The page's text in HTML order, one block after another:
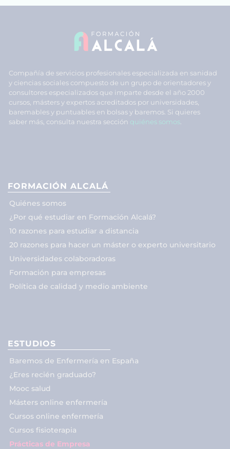
Compañía de servicios profesionales especializada en sanidad
y ciencias sociales compuesto de un grupo de orientadores y
consultores especializados que imparte desde el año 2000
cursos, másters y expertos acreditados por universidades,
baremables y puntuables en bolsas y baremos. Si quieres
saber más, consulta nuestra sección quiénes somos
FORMACIÓN ALCALÁ
Quiénes somos
¿Por qué estudiar en Formación Alcalá?
10 razones para estudiar a distancia
20 razones para hacer un máster o experto universitario
Universidades colaboradoras
Formación para empresas
Política de calidad y medio ambiente
ESTUDIOS
Baremos de Enfermería en España
¿Eres recién graduado?
Mooc salud
Másters online enfermería
Cursos online enfermería
Cursos fisioterapia
Prácticas de Empresa